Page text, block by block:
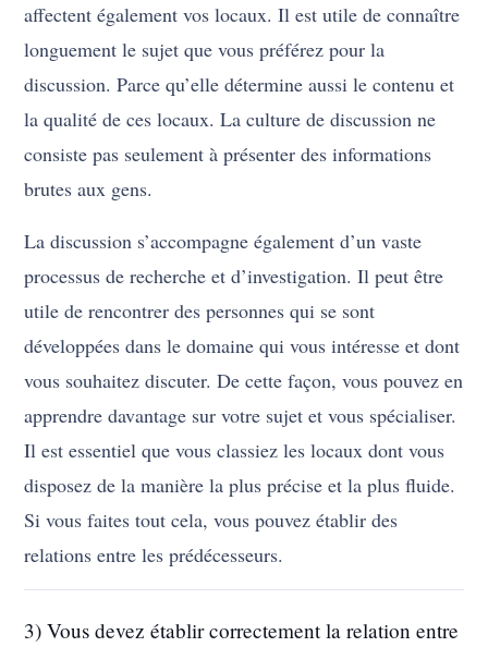
affectent également vos locaux. Il est utile de connaître
longuement le sujet que vous préférez pour la
discussion. Parce qu’elle détermine aussi le contenu et
la qualité de ces locaux. La culture de discussion ne
consiste pas seulement à présenter des informations
brutes aux gens.
La discussion s’accompagne également d’un vaste
processus de recherche et d’investigation. Il peut être
utile de rencontrer des personnes qui se sont
développées dans le domaine qui vous intéresse et dont
vous souhaitez discuter. De cette façon, vous pouvez en
apprendre davantage sur votre sujet et vous spécialiser.
Il est essentiel que vous classiez les locaux dont vous
disposez de la manière la plus précise et la plus fluide.
Si vous faites tout cela, vous pouvez établir des
relations entre les prédécesseurs.
3) Vous devez établir correctement la relation entre